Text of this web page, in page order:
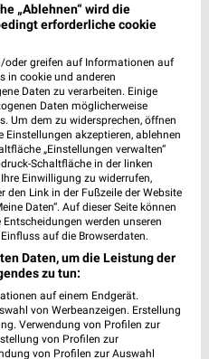
Uhr | Geschlossen
Heiligenroth
Uhr | Geöffnet
1 Prospekt
- Bierstadt
- Bierstadt
Uhr | Geschlossen
1 Prospekt
„Ablehnen“ wird die
erforderliche cookie
oder greifen auf Informationen auf
in cookie und anderen
Daten zu verarbeiten. Einige
Daten möglicherweise
Um dem zu widersprechen, öffnen
Einstellungen akzeptieren, ablehnen
„Einstellungen verwalten“
Schaltfläche in der linken
Einwilligung zu widerrufen,
den Link in der Fußzeile der Website
Daten“. Auf dieser Seite können
werden unseren
auf die Browserdaten.
Daten, um die Leistung der
zu tun:
auf einem Endgerät.
von Werbeanzeigen. Erstellung
Verwendung von Profilen zur
von Profilen zur
von Profilen zur Auswahl